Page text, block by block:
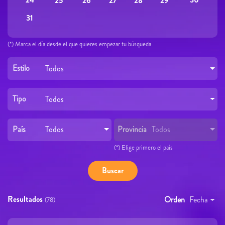
31
(*) Marca el día desde el que quieres empezar tu búsqueda
Estilo Todos
Tipo Todos
País Todos Provincia Todos
(*) Elige primero el país
Resultados (78) Orden Fecha